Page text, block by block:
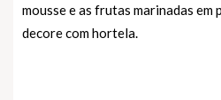
mousse e as frutas marinadas em
decore com hortela.